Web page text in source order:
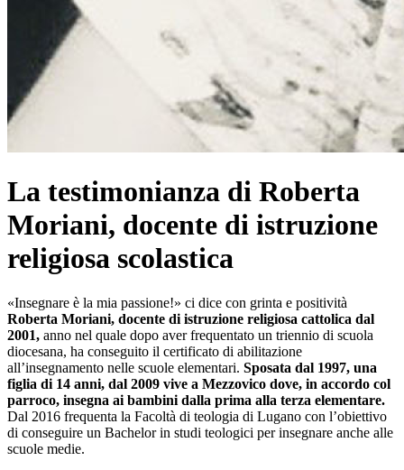
La testimonianza di Roberta
Moriani, docente di istruzione
religiosa scolastica
«Insegnare è la mia passione!» ci dice con grinta e positività
Roberta Moriani, docente di istruzione religiosa cattolica dal
2001, anno nel quale dopo aver frequentato un triennio di scuola
diocesana, ha conseguito il certificato di abilitazione
all’insegnamento nelle scuole elementari. Sposata dal 1997, una
figlia di 14 anni, dal 2009 vive a Mezzovico dove, in accordo col
parroco, insegna ai bambini dalla prima alla terza elementare.
Dal 2016 frequenta la Facoltà di teologia di Lugano con l’obiettivo
di conseguire un Bachelor in studi teologici per insegnare anche alle
scuole medie.